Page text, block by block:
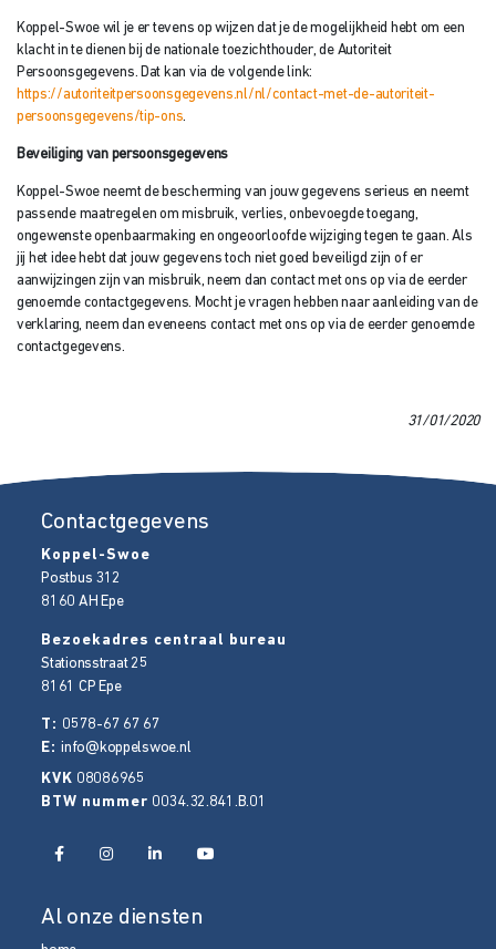
Koppel-Swoe wil je er tevens op wijzen dat je de mogelijkheid hebt om een
klacht in te dienen bij de nationale toezichthouder, de Autoriteit
Persoonsgegevens. Dat kan via de volgende link:
https://autoriteitpersoonsgegevens.nl/nl/contact-met-de-autoriteit-
persoonsgegevens/tip-ons.
Beveiliging van persoonsgegevens
Koppel-Swoe neemt de bescherming van jouw gegevens serieus en neemt
passende maatregelen om misbruik, verlies, onbevoegde toegang,
ongewenste openbaarmaking en ongeoorloofde wijziging tegen te gaan. Als
jij het idee hebt dat jouw gegevens toch niet goed beveiligd zijn of er
aanwijzingen zijn van misbruik, neem dan contact met ons op via de eerder
genoemde contactgegevens. Mocht je vragen hebben naar aanleiding van de
verklaring, neem dan eveneens contact met ons op via de eerder genoemde
contactgegevens.
31/01/2020
Contactgegevens
Koppel-Swoe
Postbus 312
8160 AH Epe
Bezoekadres centraal bureau
Stationsstraat 25
8161 CP Epe
T: 0578-67 67 67
E:info@koppelswoe.nl
KVK 08086965
BTW nummer 0034.32.841.B.01
Al onze diensten